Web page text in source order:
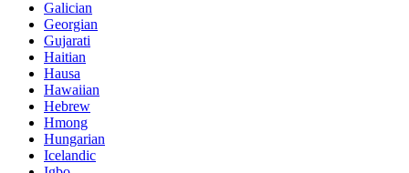
Galician
Georgian
Gujarati
Haitian
Hausa
Hawaiian
Hebrew
Hmong
Hungarian
Icelandic